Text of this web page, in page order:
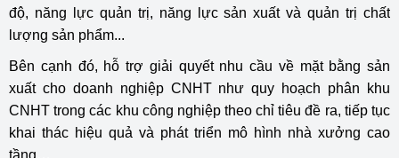
độ, năng lực quản trị, năng lực sản xuất và quản trị chất
lượng sản phẩm...
Bên cạnh đó, hỗ trợ giải quyết nhu cầu về mặt bằng sản
xuất cho doanh nghiệp CNHT như quy hoạch phân khu
CNHT trong các khu công nghiệp theo chỉ tiêu đề ra, tiếp tục
khai thác hiệu quả và phát triển mô hình nhà xưởng cao
tầng…